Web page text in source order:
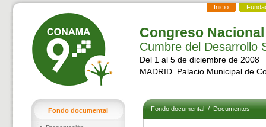
Inicio
Congreso
Cumbre del Desarrollo
Del 1 al 5 de diciembre de 2008
MADRID. Palacio Municipal de
Fondo documental Fondo documental/Documentos